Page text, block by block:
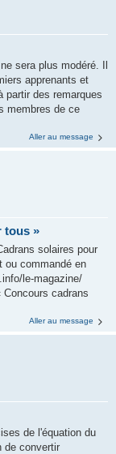
sera plus modéré. Il
apprenants et
partir des remarques
membres de ce
Aller au message
tous »
solaires pour
ou commandé en
le-magazine/
cadrans
Aller au message
de l'équation du
de convertir